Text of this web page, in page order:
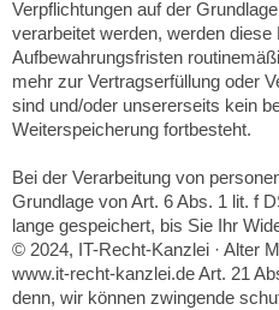
Verpflichtungen auf der
verarbeitet werden, werden diese
Aufbewahrungsfristen
mehr zur Vertragserfüllung oder
sind und/oder unsererseits kein
Weiterspeicherung fortbesteht.
Bei der Verarbeitung von
Grundlage von Art. 6 Abs. 1 lit. f
lange gespeichert, bis Sie Ihr
© 2024, IT-Recht-Kanzlei · Alter
www.it-recht-kanzlei.de Art. 21
denn, wir können zwingende